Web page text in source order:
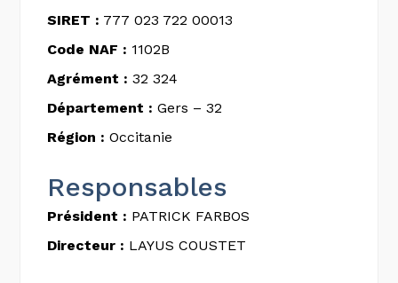
SIRET : 777 023 722 00013
Code NAF : 1102B
Agrément : 32 324
Département : Gers – 32
Région : Occitanie
Responsables
Président : PATRICK FARBOS
Directeur : LAYUS COUSTET